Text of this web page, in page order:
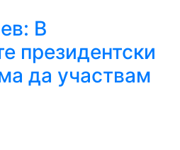
В
президентски
да участвам